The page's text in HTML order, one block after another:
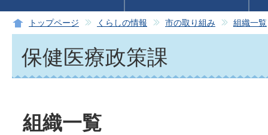
トップページ くらしの情報 市の取り組み 組織一覧
保健医療政策課
組織一覧